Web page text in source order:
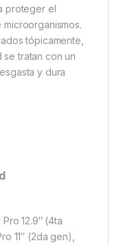
proteger el
tópicamente,
tratan con un
y dura
12.9″ (4ta
11″ (2da gen),